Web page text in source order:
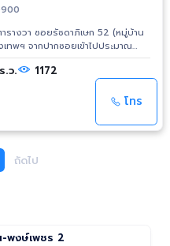
(หมู่บ้าน
ลึก 36
กๆ และต้นไม้ใหญ่ระหว่างบ้าน หน้า
3 ห้องนอน 4 ห้องน้ำ ห้องนั่ง
บาท (ค่าโอนออกคนละครึ่งหนึ่ง)
.ว. 1172
โทร
ถัดไป
พงษ์เพชร 2